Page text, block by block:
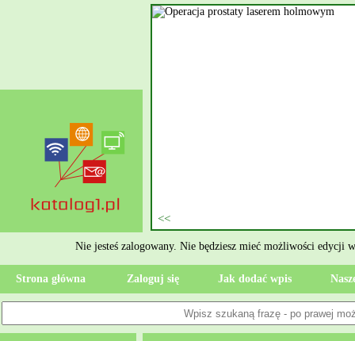
nerkowych. Kamienica
Specjalista realizuje się
stanu zdrowia, od razu
Nie jesteś zalogowany. Nie będziesz mieć możliwości edycji
Strona główna Zaloguj się Jak dodać wpis